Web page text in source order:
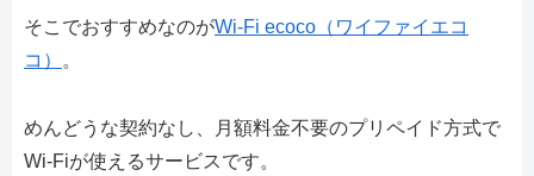
そこでおすすめなのがWi-Fi ecoco（ワイファイエコ
コ）
。
めんどうな契約なし、月額料金不要のプリペイド方式で
Wi-Fiが使えるサービスです。